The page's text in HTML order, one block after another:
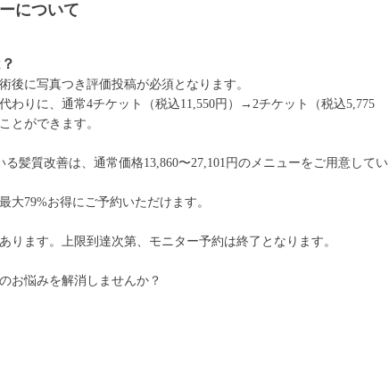
について
後に写真つき評価投稿が必須となります。
わりに、通常4チケット（税込11,550円）→2チケット（税込5,775
とができます。
る髪質改善は、通常価格13,860〜27,101円のメニューをご用意してい
大79%お得にご予約いただけます。
ります。上限到達次第、モニター予約は終了となります。
お悩みを解消しませんか？